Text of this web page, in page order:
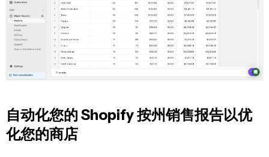
自动化您的 Shopify 按州销售报告以优
化您的商店